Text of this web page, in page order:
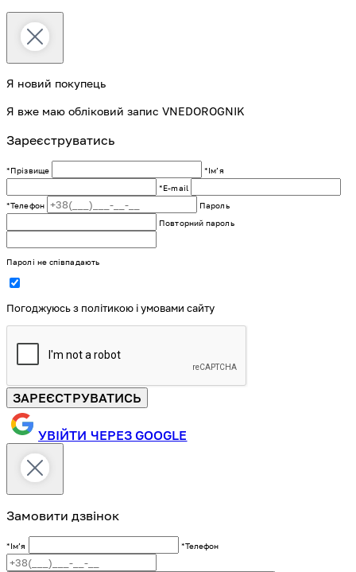
Я новий покупець
Я вже маю обліковий запис VNEDOROGNIK
Зареєструватись
*Прізвище
*Імʼя
*E-mail
*Телефон
Пароль
Повторний пароль
Паролі не співпадають
Погоджуюсь з політикою і умовами сайту
ЗАРЕЄСТРУВАТИСЬ
УВІЙТИ ЧЕРЕЗ GOOGLE
Замовити дзвінок
*Імʼя *Телефон